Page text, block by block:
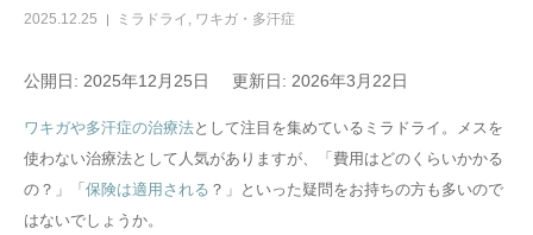
2025.12.25 ミラドライ , ワキガ・多汗症
公開日: 2025年12月25日 更新日: 2026年3月22日
ワキガや多汗症の治療法として注目を集めているミラドライ。メスを
使わない治療法として人気がありますが、「費用はどのくらいかかる
の？」「 保険は適用される ？」といった疑問をお持ちの方も多いので
はないでしょうか。
WEB予約
料金表
採用情報